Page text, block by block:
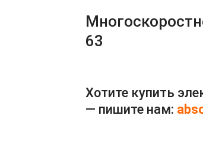
63
Хотите купить
— пишите нам: